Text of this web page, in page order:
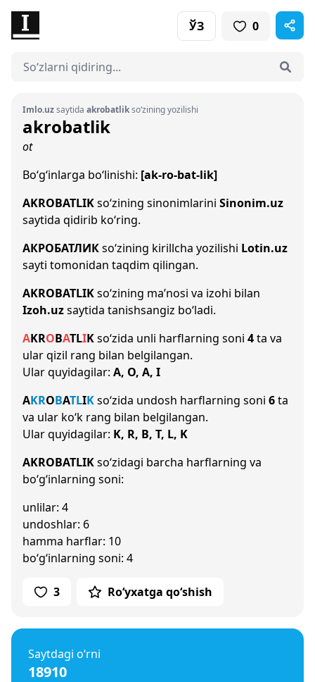
ЎЗ 0
Imlo.uzsaytida akrobatlikso‘zining yozilishi
akrobatlik
ot
Bo‘g‘inlarga bo‘linishi: [ak-ro-bat-lik]
AKROBATLIKso‘zining sinonimlarini Sinonim.uz
saytida qidirib ko‘ring.
АКРОБАТЛИКso‘zining kirillcha yozilishi Lotin.uz
sayti tomonidan taqdim qilingan.
AKROBATLIKso‘zining ma’nosi va izohi bilan
Izoh.uzsaytida tanishsangiz bo‘ladi.
AKROBATLIKso‘zida unli harflarning soni 4ta va
ular qizil rang bilan belgilangan.
Ular quyidagilar: A, O, A, I
AKROBATLIKso‘zida undosh harflarning soni 6ta
va ular ko‘k rang bilan belgilangan.
Ular quyidagilar: K, R, B, T, L, K
AKROBATLIKso‘zidagi barcha harflarning va
bo‘g‘inlarning soni:
unlilar: 4
undoshlar: 6
hamma harflar: 10
bo‘g‘inlarning soni: 4
3 Ro‘yxatga qo‘shish
Saytdagi o‘rni
18910